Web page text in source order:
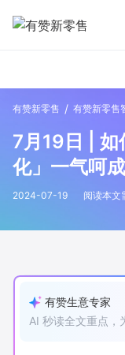
私域日历
有赞说案例拆解
有赞春季发布会
有赞新零售 / 有赞新零售
7月19日 | 如
化」一气呵成
2024-07-19 阅读本文
有赞生意专家
AI 秒读全文重点，